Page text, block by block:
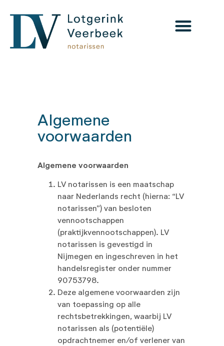
Algemene
voorwaarden
Algemene voorwaarden
LV notarissen is een maatschap
naar Nederlands recht (hierna: “LV
notarissen”) van besloten
vennootschappen
(praktijkvennootschappen). LV
notarissen is gevestigd in
Nijmegen en ingeschreven in het
handelsregister onder nummer
90753798.
Deze algemene voorwaarden zijn
van toepassing op alle
rechtsbetrekkingen, waarbij LV
notarissen als (potentiële)
opdrachtnemer en/of verlener van